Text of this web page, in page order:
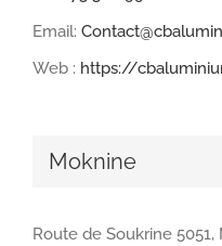
Email:
Web : https://
Moknine
Route de Soukrine 5051,